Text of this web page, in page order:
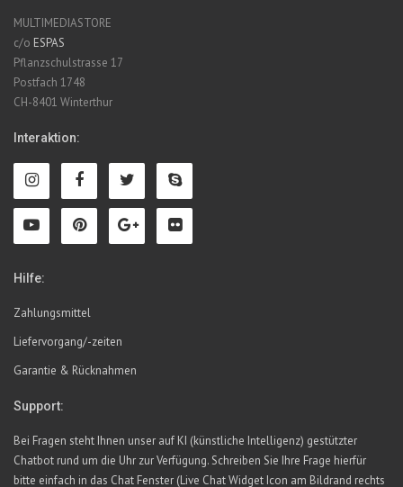
MULTIMEDIASTORE
c/o ESPAS
Pflanzschulstrasse 17
Postfach 1748
CH-8401 Winterthur
Interaktion:
Hilfe:
Zahlungsmittel
Liefervorgang/-zeiten
Garantie & Rücknahmen
Support:
Bei Fragen steht Ihnen unser auf KI (künstliche Intelligenz) gestützter
Chatbot rund um die Uhr zur Verfügung. Schreiben Sie Ihre Frage hierfür
bitte einfach in das Chat Fenster (Live Chat Widget Icon am Bildrand rechts